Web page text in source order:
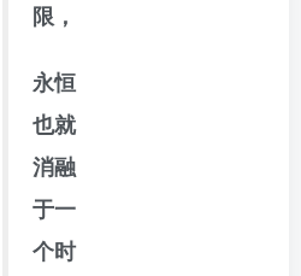
限，
永恒
也就
消融
于一
个时